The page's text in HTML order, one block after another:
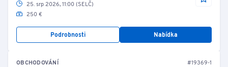
25. srp 2026, 11:00 (SELČ)
250 €
Podrobnosti Nabídka
OBCHODOVÁNÍ #19369-1